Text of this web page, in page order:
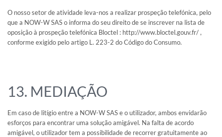
O nosso setor de atividade leva-nos a realizar prospeção telefónica, pelo
que a NOW-W SAS o informa do seu direito de se inscrever na lista de
oposição à prospeção telefónica Bloctel : http://www.bloctel.gouv.fr/ ,
conforme exigido pelo artigo L. 223-2 do Código do Consumo.
13. MEDIAÇÃO
Em caso de litígio entre a NOW-W SAS e o utilizador, ambos envidarão
esforços para encontrar uma solução amigável. Na falta de acordo
amigável, o utilizador tem a possibilidade de recorrer gratuitamente ao